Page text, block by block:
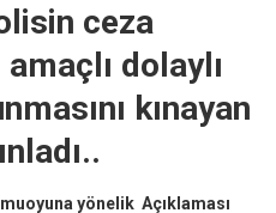
ceza
dolaylı
kınayan
yönelik Açıklaması